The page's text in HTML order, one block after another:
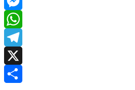
Messenger
WhatsApp
Telegram
X